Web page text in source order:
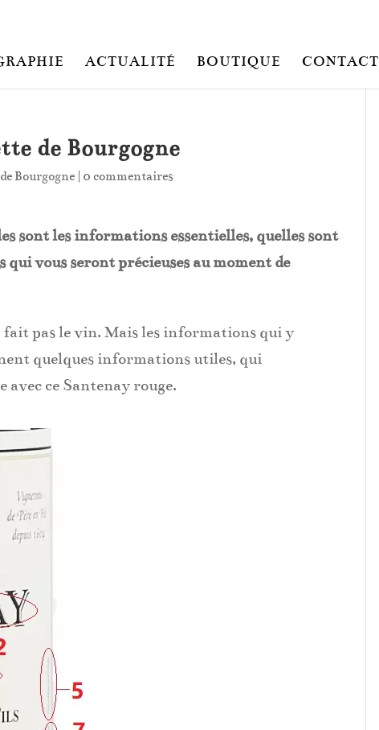
ACTUALITÉ BOUTIQUE CONTACT
de Bourgogne
Bourgogne |0 commentaires
sont les informations essentielles, quelles sont
vous seront précieuses au moment de
fait pas le vin. Mais les informations qui y
quelques informations utiles, qui
ce Santenay rouge.